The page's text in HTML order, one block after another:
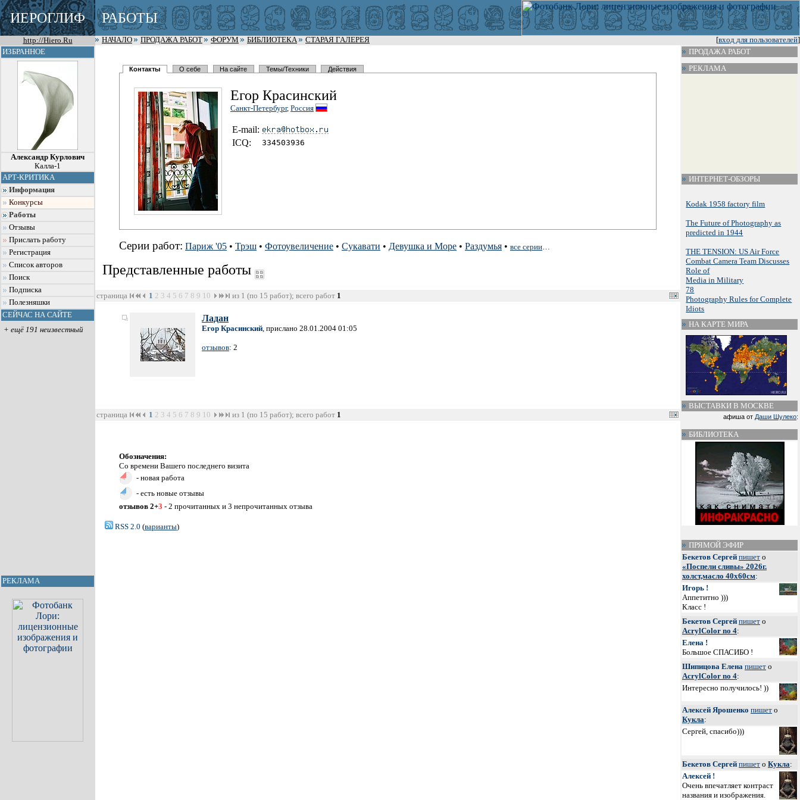
ИЕРОГЛИФ РАБОТЫ
http://Hiero.Ru [вход для пользователей]
НАЧАЛО ПРОДАЖА РАБОТ ФОРУМ БИБЛИОТЕКА
СТАРАЯ ГАЛЕРЕЯ
ИЗБРАННОЕ
Александр Курлович
Калла-1
АРТ-КРИТИКА
Информация
Конкурсы
Работы
Отзывы
Прислать работу
Регистрация
Список авторов
Поиск
Подписка
Полезняшки
СЕЙЧАС НА САЙТЕ
+ ещё 191 неизвестный
РЕКЛАМА
Контакты О себе На сайте Темы/Техники Действия
Егор Красинский
Санкт-Петербург, Россия
E-mail:
ICQ: 334503936
Серии работ: Париж '05 • Трэш • Фотоувеличение • Сукавати • Девушка и Море • Раздумья • все серии…
Представленные работы
страница 1 2 3 4 5 6 7 8 9 10 из 1 (по 15 работ); всего работ 1
Ладан
Егор Красинский, прислано 28.01.2004 01:05
отзывов: 2
страница 1 2 3 4 5 6 7 8 9 10 из 1 (по 15 работ); всего работ 1
Обозначения:
Со времени Вашего последнего визита
- новая работа
- есть новые отзывы
отзывов 2+3 - 2 прочитанных и 3 непрочитанных отзыва
RSS 2.0 (варианты)
ПРОДАЖА РАБОТ
РЕКЛАМА
ИНТЕРНЕТ-ОБЗОРЫ
Kodak 1958 factory film
The Future of Photography as
predicted in 1944
THE TENSION: US Air Force
Combat Camera Team Discusses
Role of
Media in Military
78
Photography Rules for Complete
Idiots
НА КАРТЕ МИРА
ВЫСТАВКИ В МОСКВЕ
афиша от Даши Шулеко:
БИБЛИОТЕКА
ПРЯМОЙ ЭФИР
Бекетов Сергей пишет о
«Поспели сливы» 2026г.
холст,масло 40х60см:
Игорь !
Аппетитно )))
Класс !
Бекетов Сергей пишет о
AcrylColor no 4:
Елена !
Большое СПАСИБО !
Шипицова Елена пишет о
AcrylColor no 4:
Интересно получилось! ))
Алексей Ярошенко пишет о
Кукла:
Сергей, спасибо)))
Бекетов Сергей пишет о Кукла:
Алексей !
Очень впечатляет контраст
названия и изображения.